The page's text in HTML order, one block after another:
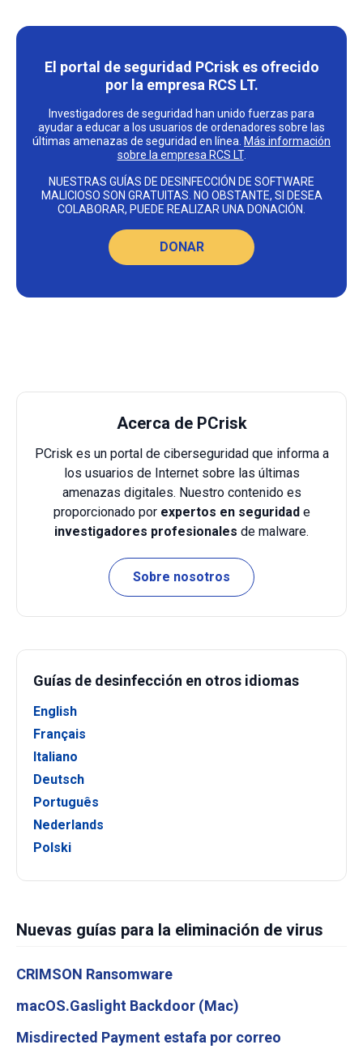
El portal de seguridad PCrisk es ofrecido
por la empresa RCS LT.
Investigadores de seguridad han unido fuerzas para
ayudar a educar a los usuarios de ordenadores sobre las
últimas amenazas de seguridad en línea. Más información
sobre la empresa RCS LT.
NUESTRAS GUÍAS DE DESINFECCIÓN DE SOFTWARE
MALICIOSO SON GRATUITAS. NO OBSTANTE, SI DESEA
COLABORAR, PUEDE REALIZAR UNA DONACIÓN.
DONAR
Acerca de PCrisk
PCrisk es un portal de ciberseguridad que informa a
los usuarios de Internet sobre las últimas
amenazas digitales. Nuestro contenido es
proporcionado por expertos en seguridade
investigadores profesionales de malware.
Sobre nosotros
Guías de desinfección en otros idiomas
English
Français
Italiano
Deutsch
Português
Nederlands
Polski
Nuevas guías para la eliminación de virus
CRIMSON Ransomware
macOS.Gaslight Backdoor (Mac)
Misdirected Payment estafa por correo